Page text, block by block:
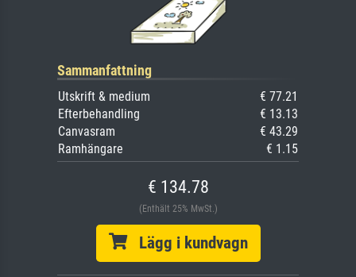
Sammanfattning
Utskrift & medium
€ 77.21
Efterbehandling
€ 13.13
Canvasram
€ 43.29
Ramhängare
€ 1.15
€ 134.78
(Enthält 25% MwSt.)
Lägg i kundvagn